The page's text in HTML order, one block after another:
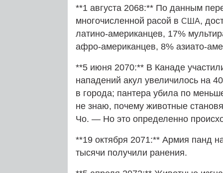
**1 августа 2068:** По данным
многочисленной расой в США,
латино-американцев, 17%
афро-американцев, 8% азиато-
**5 июня 2070:** В Канаде
нападений акул увеличилось на
в города; пантера убила по
не знаю, почему животные
Чо. — Но это определенно
**19 октября 2071:** Армия панд
тысячи получили ранения.